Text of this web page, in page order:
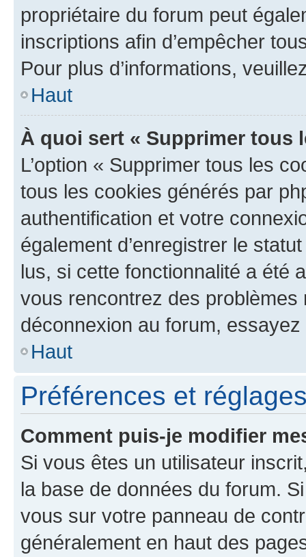
propriétaire du forum peut
inscriptions afin d’empêcher
Pour plus d’informations,
Haut
À quoi sert « Supprimer tous
L’option « Supprimer tous les
tous les cookies générés par
authentification et votre
également d’enregistrer le
lus, si cette fonctionnalité a été
vous rencontrez des
déconnexion au forum,
Haut
Préférences et
Comment puis-je modifier
Si vous êtes un utilisateur
la base de données du forum.
vous sur votre panneau de
généralement en haut des